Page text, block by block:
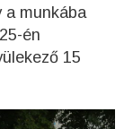
a munkába
én
15